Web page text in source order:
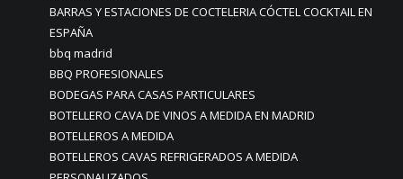
BARRAS Y ESTACIONES DE COCTELERIA CÓCTEL COCKTAIL EN
ESPAÑA
bbq madrid
BBQ PROFESIONALES
BODEGAS PARA CASAS PARTICULARES
BOTELLERO CAVA DE VINOS A MEDIDA EN MADRID
BOTELLEROS A MEDIDA
BOTELLEROS CAVAS REFRIGERADOS A MEDIDA